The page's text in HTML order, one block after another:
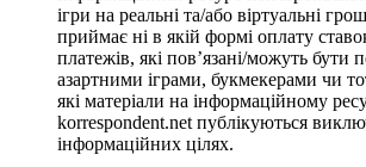
ігри на реальні та/або віртуальні
приймає ні в якій формі оплату
платежів, які пов’язані/можуть бути
азартними іграми, букмекерами чи
які матеріали на інформаційному
korrespondent.net публікуються
інформаційних цілях.